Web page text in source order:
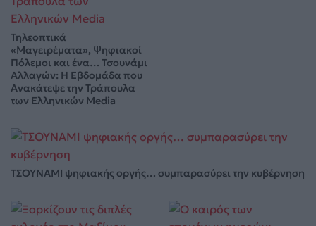
Τηλεοπτικά
«Μαγειρέματα», Ψηφιακοί
Πόλεμοι και ένα… Τσουνάμι
Αλλαγών: Η Εβδομάδα που
Ανακάτεψε την Τράπουλα
των Ελληνικών Media
ΤΣΟΥΝΑΜΙ ψηφιακής οργής… συμπαρασύρει την κυβέρνηση